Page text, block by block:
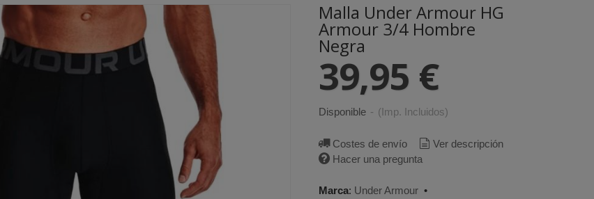
Malla Under Armour HG
Armour 3/4 Hombre
Negra
39,95 €
Disponible - (Imp. Incluidos)
Costes de envío
Ver descripción
Hacer una pregunta
Marca: Under Armour•